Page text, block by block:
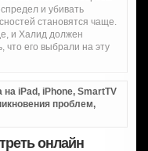
и убивать
становятся чаще.
и Халид должен
что его выбрали на эту
iPad, iPhone, SmartTV
проблем,
онлайн